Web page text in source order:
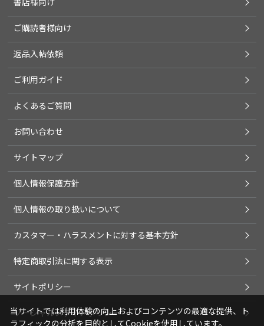
ご購読者様向け
返品入帖依頼
ご利用ガイド
よくあるご質問
お問い合わせ
サイトマップ
個人情報保護方針
個人情報の取り扱いについて
カスタマー・ハラスメントに対する基本方針
特定商取引法に関する表示
サイトポリシー
ソーシャルメディアポリシー
当サイトでは利用体験の向上およびコンテンツの最適な提供、ト
ラフィックの分析を目的としてCookieを使用しています。